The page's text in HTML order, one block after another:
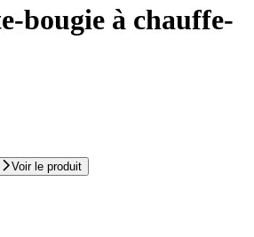
bougie à chauffe-
Voir le produit